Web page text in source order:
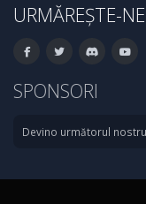
URMĂREȘTE-NE
SPONSORI
Devino următorul